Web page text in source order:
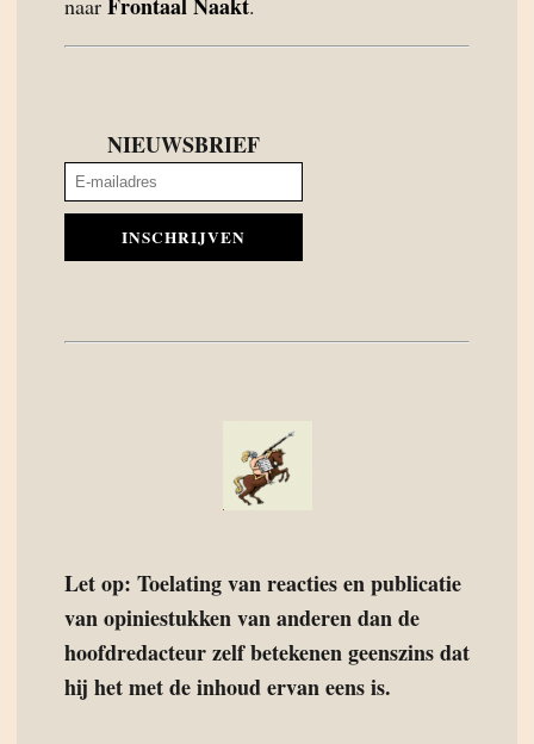
NIEUWSBRIEF
INSCHRIJVEN
Let op: Toelating van reacties en publicatie
van opiniestukken van anderen dan de
hoofdredacteur zelf betekenen geenszins dat
hij het met de inhoud ervan eens is.